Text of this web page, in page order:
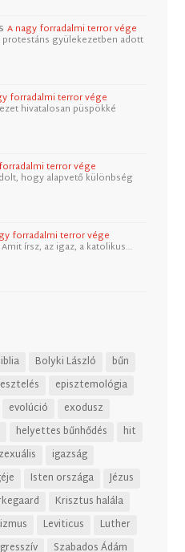
A nagy forradalmi terror vége
protestáns gyülekezetben adott
forradalmi terror vége
hivatalosan püspökké
terror vége
hogy alapvető különbség
forradalmi terror vége
írsz, az igaz, a katolikus…
Bolyki László
bűn
episztemológia
evolúció
exodusz
helyettes bűnhődés
hit
igazság
Isten országa
Jézus
Krisztus halála
Leviticus
Luther
Szabados Ádám